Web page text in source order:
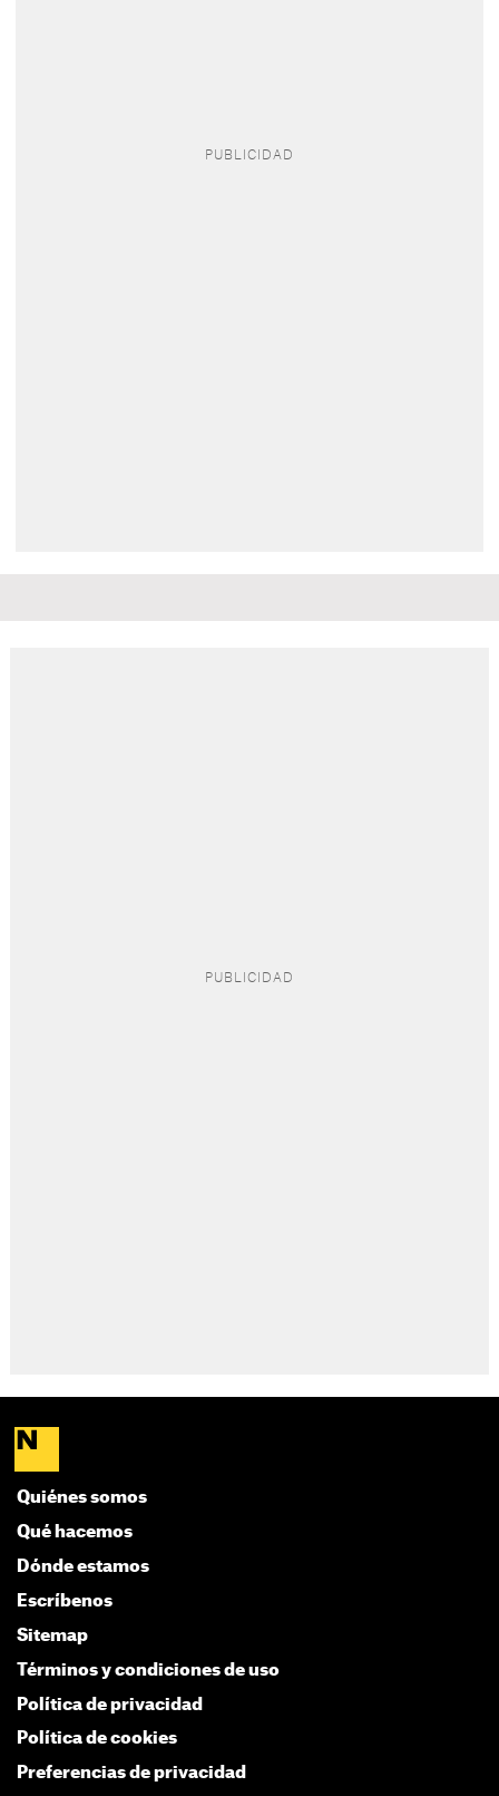
Quiénes somos
Qué hacemos
Dónde estamos
Escríbenos
Sitemap
Términos y condiciones de uso
Política de privacidad
Política de cookies
Preferencias de privacidad